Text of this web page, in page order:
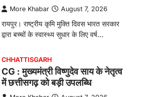
More Khabar August 7, 2026
रायपुर। राष्ट्रीय कृमि मुक्ति दिवस भारत सरकार
द्वारा बच्चों के स्वास्थ्य सुधार के लिए वर्ष…
CHHATTISGARH
CG : मुख्यमंत्री विष्णुदेव साय के नेतृत्व
में छत्तीसगढ़ को बड़ी उपलब्धि